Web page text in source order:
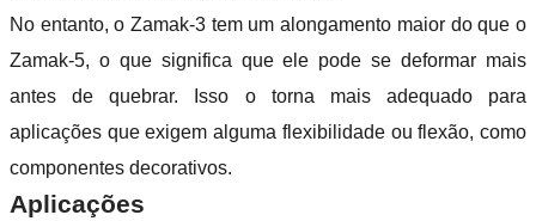
No entanto, o Zamak-3 tem um alongamento maior do que o
Zamak-5, o que significa que ele pode se deformar mais
antes de quebrar. Isso o torna mais adequado para
aplicações que exigem alguma flexibilidade ou flexão, como
componentes decorativos.
Aplicações